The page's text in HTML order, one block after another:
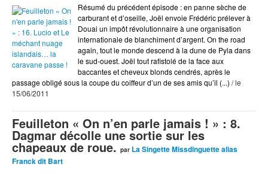
Dessiné par Tastet
Documents
Ds Show
Écologie
Éditorial
Gogol 1er
Incasable
Interviews
Résumé du précédent épisode : en panne sèche de
carburant et d’oseille, Joël envoie Frédéric prélever à
Douai un impôt révolutionnaire à une organisation
internationale de blanchiment d’argent. On the road
again, tout le monde descend à la dune de Pyla dans
le sud-ouest. Joël tout rafistolé de la face aux
baccantes et cheveux blonds cendrés, après le
passage obligé sous la coupe du coiffeur d’un de ses amis qu’il (...) / le
15/06/2011
Feuilleton « On n’en parle jamais ! » : 8.
Dagmar décolle une sortie sur les
chapeaux de roue. par La Singette Missdinguette alias
Franck dit Bart